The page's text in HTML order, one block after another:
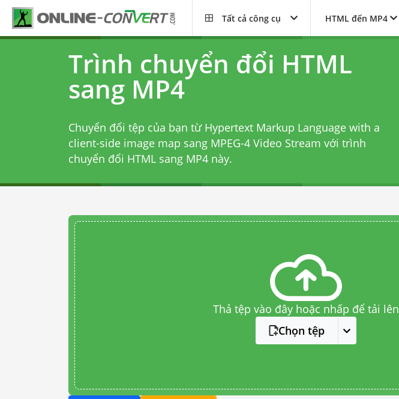
Tất cả công cụ HTML đến MP4
Trình chuyển đổi HTML
sang MP4
Chuyển đổi tệp của bạn từ Hypertext Markup Language with a
client-side image map sang MPEG-4 Video Stream với trình
chuyển đổi HTML sang MP4này.
Thả tệp vào đây hoặc nhấp để tải lên
Chọn tệp